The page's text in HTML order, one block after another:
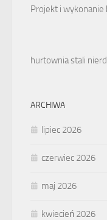
Projekt i wykonanie
hurtownia stali
ARCHIWA
lipiec 2026
czerwiec 2026
maj 2026
kwiecień 2026